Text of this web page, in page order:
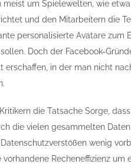
um Spielewelten, wie
und den Mitarbeitern die
personalisierte Avatare zum
Doch der Facebook-
in der man nicht
die Tatsache Sorge,
die vielen gesammelten
wenig
Recheneffizienz